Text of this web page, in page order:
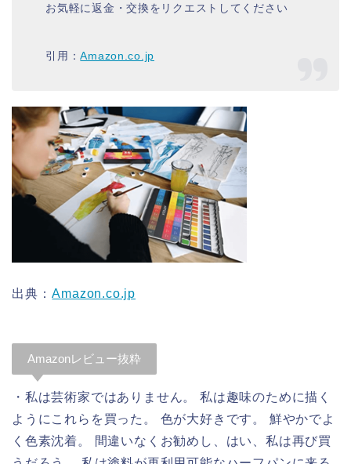
お気軽に返金・交換をリクエストしてください
引用：Amazon.co.jp
出典： Amazon.co.jp
Amazonレビュー抜粋
・私は芸術家ではありません。 私は趣味のために描く
ようにこれらを買った。 色が大好きです。 鮮やかでよ
く色素沈着。 間違いなくお勧めし、はい、私は再び買